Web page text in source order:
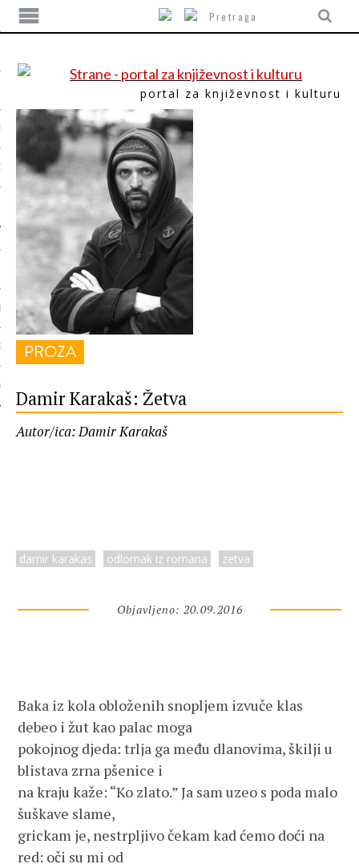
portal za književnost i kulturu
PROZA
Damir Karakaš: Žetva
Autor/ica: Damir Karakaš
damir karakas odlomak iz romana zetva
Objavljeno: 20.09.2016
Baka iz kola obloženih snopljem izvuče klas
debeo i žut kao palac moga
pokojnog djeda: trlja ga među dlanovima, škilji u
blistava zrna pšenice i
na kraju kaže: “Ko zlato.” Ja sam uzeo s poda malo
šuškave slame,
grickam je, nestrpljivo čekam kad ćemo doći na
red: oči su mi od